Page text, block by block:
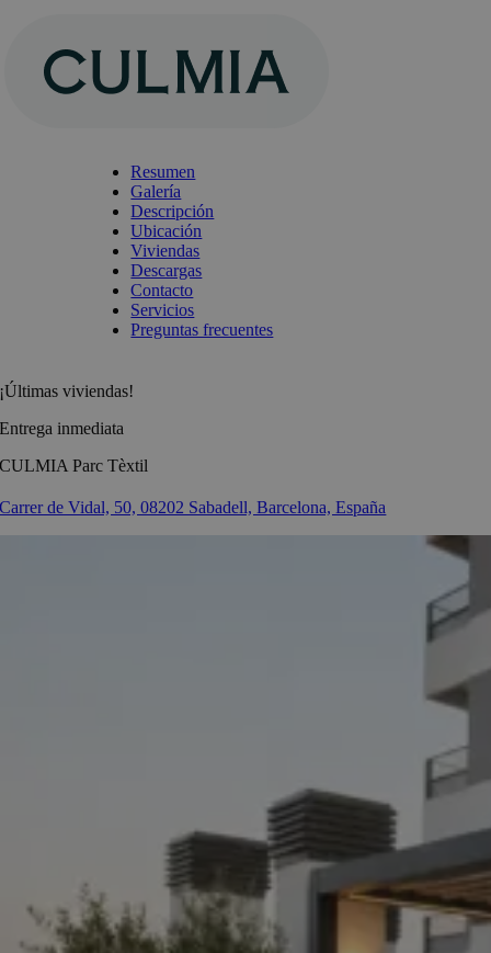
contenido
Resumen
Galería
Descripción
Ubicación
Viviendas
Descargas
Contacto
Servicios
Preguntas frecuentes
¡Últimas viviendas!
Entrega inmediata
CULMIA Parc Tèxtil
Carrer de Vidal, 50, 08202 Sabadell, Barcelona, España